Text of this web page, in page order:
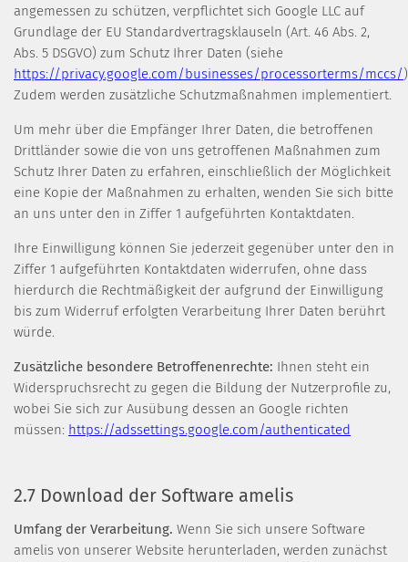
angemessen zu schützen, verpflichtet sich Google LLC auf
Grundlage der EU Standardvertragsklauseln (Art. 46 Abs. 2,
Abs. 5 DSGVO) zum Schutz Ihrer Daten (siehe
https://privacy.google.com/businesses/processorterms/mccs/
Zudem werden zusätzliche Schutzmaßnahmen implementiert.
Um mehr über die Empfänger Ihrer Daten, die betroffenen
Drittländer sowie die von uns getroffenen Maßnahmen zum
Schutz Ihrer Daten zu erfahren, einschließlich der Möglichkeit
eine Kopie der Maßnahmen zu erhalten, wenden Sie sich bitte
an uns unter den in Ziffer 1 aufgeführten Kontaktdaten.
Ihre Einwilligung können Sie jederzeit gegenüber unter den in
Ziffer 1 aufgeführten Kontaktdaten widerrufen, ohne dass
hierdurch die Rechtmäßigkeit der aufgrund der Einwilligung
bis zum Widerruf erfolgten Verarbeitung Ihrer Daten berührt
würde.
Zusätzliche besondere Betroffenenrechte: Ihnen steht ein
Widerspruchsrecht zu gegen die Bildung der Nutzerprofile zu,
wobei Sie sich zur Ausübung dessen an Google richten
müssen: https://adssettings.google.com/authenticated
2.7 Download der Software amelis
Umfang der Verarbeitung. Wenn Sie sich unsere Software
amelis von unserer Website herunterladen, werden zunächst